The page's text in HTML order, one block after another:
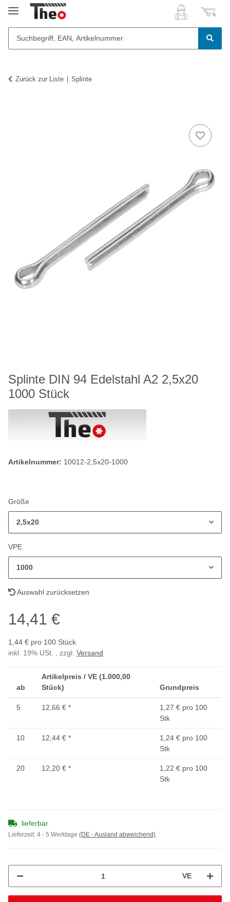
Zurück zur Liste Splinte
Splinte DIN 94 Edelstahl A2 2,5x20
1000 Stück
Artikelnummer: 10012-2,5x20-1000
Größe
2,5x20
VPE
1000
Auswahl zurücksetzen
14,41 €
1,44 € pro 100 Stück
inkl. 19% USt. , zzgl. Versand
ab
Artikelpreis / VE (1.000,00
Stück)
Grundpreis
5 12,66 € *
1,27 € pro 100
Stk
10 12,44 € *
1,24 € pro 100
Stk
20 12,20 € *
1,22 € pro 100
Stk
lieferbar
Lieferzeit: 4 - 5 Werktage (DE - Ausland abweichend)
VE